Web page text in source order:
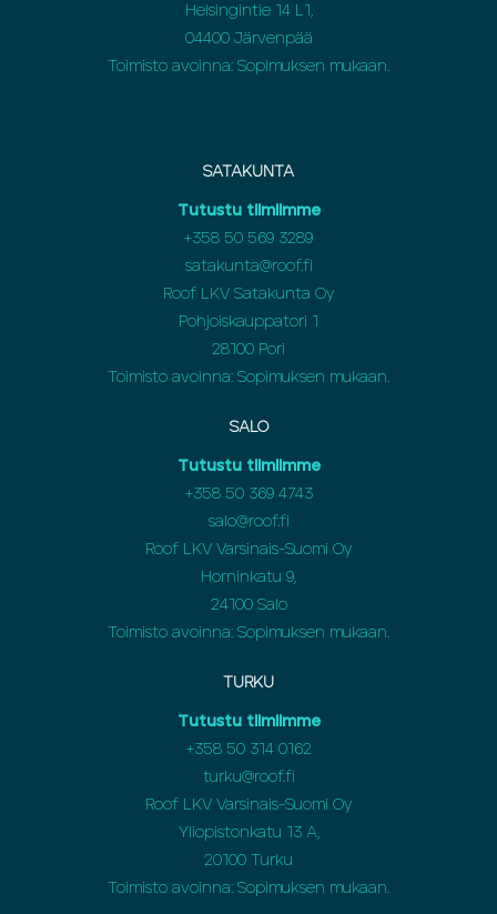
Helsingintie 14 L1,
04400 Järvenpää
Toimisto avoinna: Sopimuksen mukaan.
SATAKUNTA
Tutustu tiimiimme
+358 50 569 3289
satakunta@roof.fi
Roof LKV Satakunta Oy
Pohjoiskauppatori 1
28100 Pori
Toimisto avoinna: Sopimuksen mukaan.
SALO
Tutustu tiimiimme
+358 50 369 4743
salo@roof.fi
Roof LKV Varsinais-Suomi Oy
Horninkatu 9,
24100 Salo
Toimisto avoinna: Sopimuksen mukaan.
TURKU
Tutustu tiimiimme
+358 50 314 0162
turku@roof.fi
Roof LKV Varsinais-Suomi Oy
Yliopistonkatu 13 A,
20100 Turku
Toimisto avoinna: Sopimuksen mukaan.